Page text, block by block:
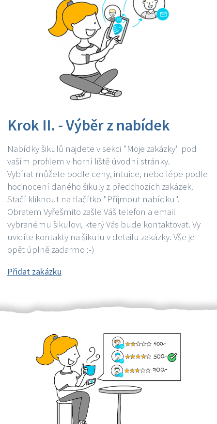
Krok II. - Výběr z nabídek
Nabídky šikulů najdete v sekci "Moje zakázky" pod
vaším profilem v horní liště úvodní stránky.
Vybírat můžete podle ceny, intuice, nebo lépe podle
hodnocení daného šikuly z předchozích zakázek.
Stačí kliknout na tlačítko "Příjmout nabídku".
Obratem Vyřešmito zašle Váš telefon a email
vybranému šikulovi, který Vás bude kontaktovat. Vy
uvidíte kontakty na šikulu v detailu zakázky. Vše je
opět úplně zadarmo :-)
Přidat zakázku